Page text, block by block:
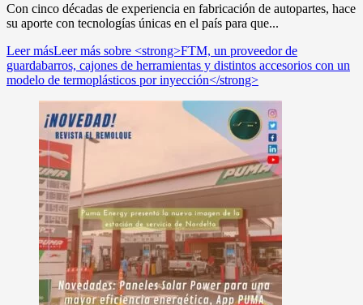
Con cinco décadas de experiencia en fabricación de autopartes, hace
su aporte con tecnologías únicas en el país para que...
Leer másLeer más sobre <strong>FTM, un proveedor de
guardabarros, cajones de herramientas y distintos accesorios con un
modelo de termoplásticos por inyección</strong>